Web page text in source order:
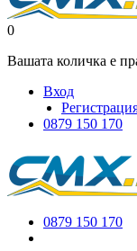
0
Вашата количка е
Вход
0879 150 170
0879 150 170